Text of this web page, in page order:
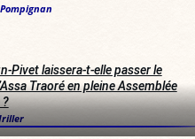
Pivet laissera-t-elle passer le
Traoré en pleine Assemblée